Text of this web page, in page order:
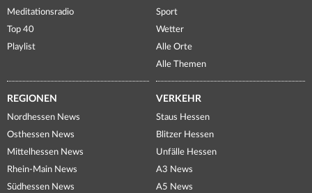
Meditationsradio
Top 40
Playlist
Sport
Wetter
Alle Orte
Alle Themen
REGIONEN
Nordhessen News
Osthessen News
Mittelhessen News
Rhein-Main News
Südhessen News
VERKEHR
Staus Hessen
Blitzer Hessen
Unfälle Hessen
A3 News
A5 News